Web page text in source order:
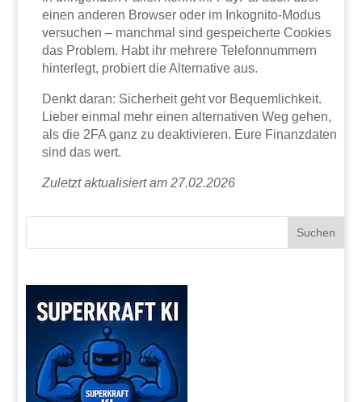
einen anderen Browser oder im Inkognito-Modus
versuchen – manchmal sind gespeicherte Cookies
das Problem. Habt ihr mehrere Telefonnummern
hinterlegt, probiert die Alternative aus.
Denkt daran: Sicherheit geht vor Bequemlichkeit.
Lieber einmal mehr einen alternativen Weg gehen,
als die 2FA ganz zu deaktivieren. Eure Finanzdaten
sind das wert.
Zuletzt aktualisiert am 27.02.2026